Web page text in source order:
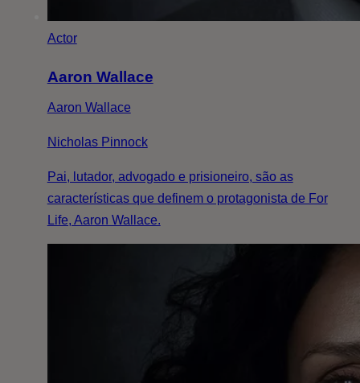
Actor
Aaron Wallace
Aaron Wallace
Nicholas Pinnock
Pai, lutador, advogado e prisioneiro, são as
características que definem o protagonista de For
Life, Aaron Wallace.